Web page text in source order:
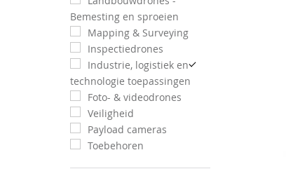
Bemesting en sproeien
Mapping & Surveying
Inspectiedrones
Industrie, logistiek en
technologie toepassingen
Foto- & videodrones
Veiligheid
Payload cameras
Toebehoren